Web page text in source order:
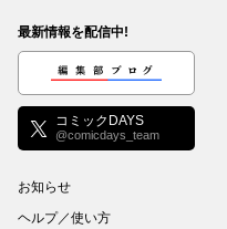
最新情報を配信中!
編集部ブログ
コミックDAYS
@comicdays_team
お知らせ
ヘルプ／使い方